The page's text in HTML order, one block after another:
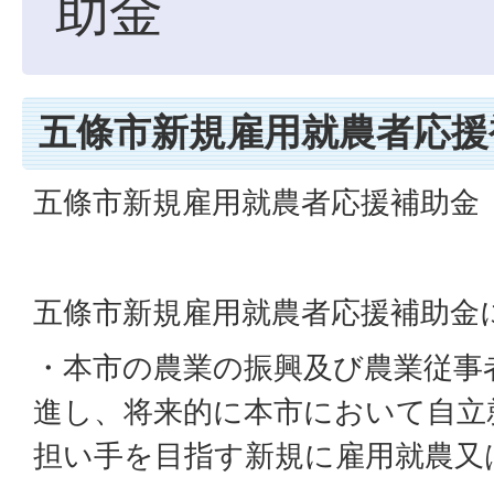
五條市新規雇用就農者応
五條市新規雇用就農者応援補助金
五條市新規雇用就農者応援補助金
・本市の農業の振興及び農業従
進し、将来的に本市において自
担い手を目指す新規に雇用就農